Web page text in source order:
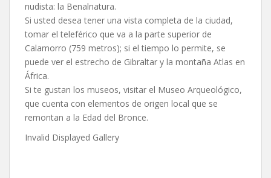
nudista: la Benalnatura.
Si usted desea tener una vista completa de la ciudad,
tomar el teleférico que va a la parte superior de
Calamorro (759 metros); si el tiempo lo permite, se
puede ver el estrecho de Gibraltar y la montaña Atlas en
África.
Si te gustan los museos, visitar el Museo Arqueológico,
que cuenta con elementos de origen local que se
remontan a la Edad del Bronce.
Invalid Displayed Gallery